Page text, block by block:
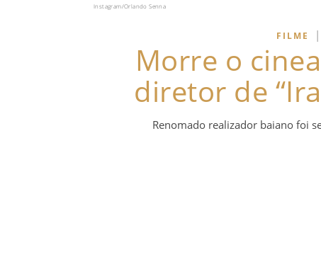
Instagram/Orlando Senna
FILME |
Morre o
diretor de
Renomado realizador baiano foi